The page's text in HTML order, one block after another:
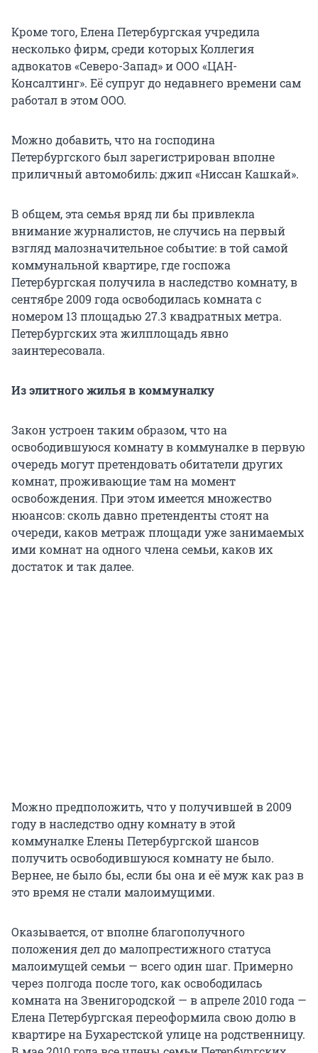
Кроме того, Елена Петербургская учредила
несколько фирм, среди которых Коллегия
адвокатов «Северо-Запад» и ООО «ЦАН-
Консалтинг». Её супруг до недавнего времени сам
работал в этом ООО.
Можно добавить, что на господина
Петербургского был зарегистрирован вполне
приличный автомобиль: джип «Ниссан Кашкай».
В общем, эта семья вряд ли бы привлекла
внимание журналистов, не случись на первый
взгляд малозначительное событие: в той самой
коммунальной квартире, где госпожа
Петербургская получила в наследство комнату, в
сентябре 2009 года освободилась комната с
номером 13 площадью 27.3 квадратных метра.
Петербургских эта жилплощадь явно
заинтересовала.
Из элитного жилья в коммуналку
Закон устроен таким образом, что на
освободившуюся комнату в коммуналке в первую
очередь могут претендовать обитатели других
комнат, проживающие там на момент
освобождения. При этом имеется множество
нюансов: сколь давно претенденты стоят на
очереди, каков метраж площади уже занимаемых
ими комнат на одного члена семьи, каков их
достаток и так далее.
Можно предположить, что у получившей в 2009
году в наследство одну комнату в этой
коммуналке Елены Петербургской шансов
получить освободившуюся комнату не было.
Вернее, не было бы, если бы она и её муж как раз в
это время не стали малоимущими.
Оказывается, от вполне благополучного
положения дел до малопрестижного статуса
малоимущей семьи — всего один шаг. Примерно
через полгода после того, как освободилась
комната на Звенигородской — в апреле 2010 года —
Елена Петербургская переоформила свою долю в
квартире на Бухарестской улице на родственницу.